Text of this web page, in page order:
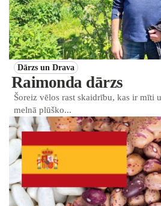
Dārzs un Drava
Raimonda dārzs
Šoreiz vēlos rast skaidrību, kas ir mīti
melnā plūško...